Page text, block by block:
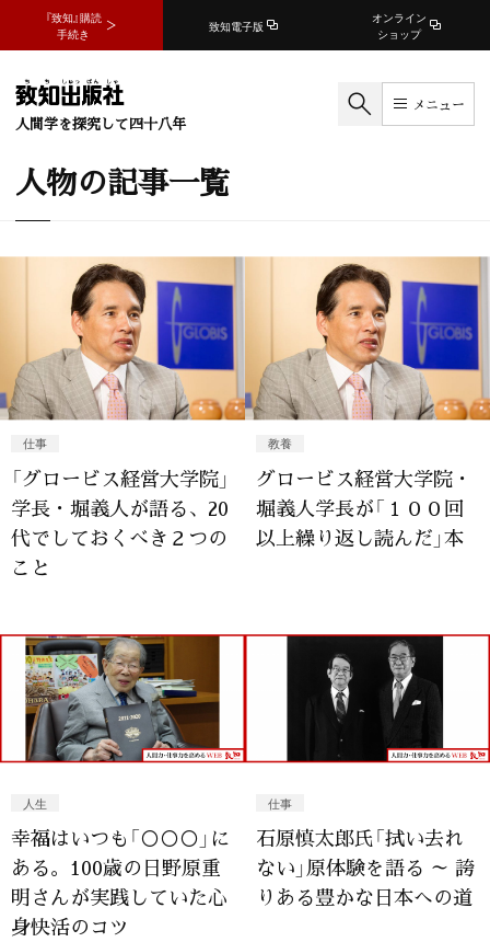
『致知』購読
手続き
致知電子版
オンライン
ショップ
人間学を探究して四十八年
メニュー
人物の記事一覧
仕事
「グロービス経営大学院」
学長・堀義人が語る、20
代でしておくべき２つの
こと
教養
グロービス経営大学院・
堀義人学長が「１００回
以上繰り返し読んだ」本
人生
幸福はいつも「○○○」に
ある。100歳の日野原重
明さんが実践していた心
身快活のコツ
仕事
石原慎太郎氏「拭い去れ
ない」原体験を語る ～ 誇
りある豊かな日本への道